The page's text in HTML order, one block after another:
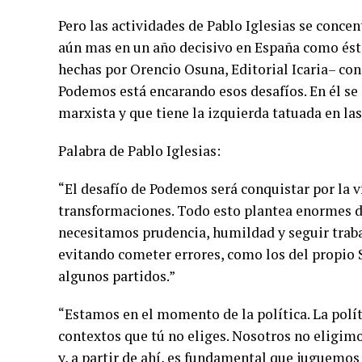
Pero las actividades de Pablo Iglesias se
aún mas en un año decisivo en España como
hechas por Orencio Osuna, Editorial Icaria–
Podemos está encarando esos desafíos. En él
marxista y que tiene la izquierda tatuada en
Palabra de Pablo Iglesias:
“El desafío de Podemos será conquistar por
transformaciones. Todo esto plantea
necesitamos prudencia, humildad y seguir
evitando cometer errores, como los del propio
algunos partidos.”
“Estamos en el momento de la política. La
contextos que tú no eliges. Nosotros no
y, a partir de ahí, es fundamental que